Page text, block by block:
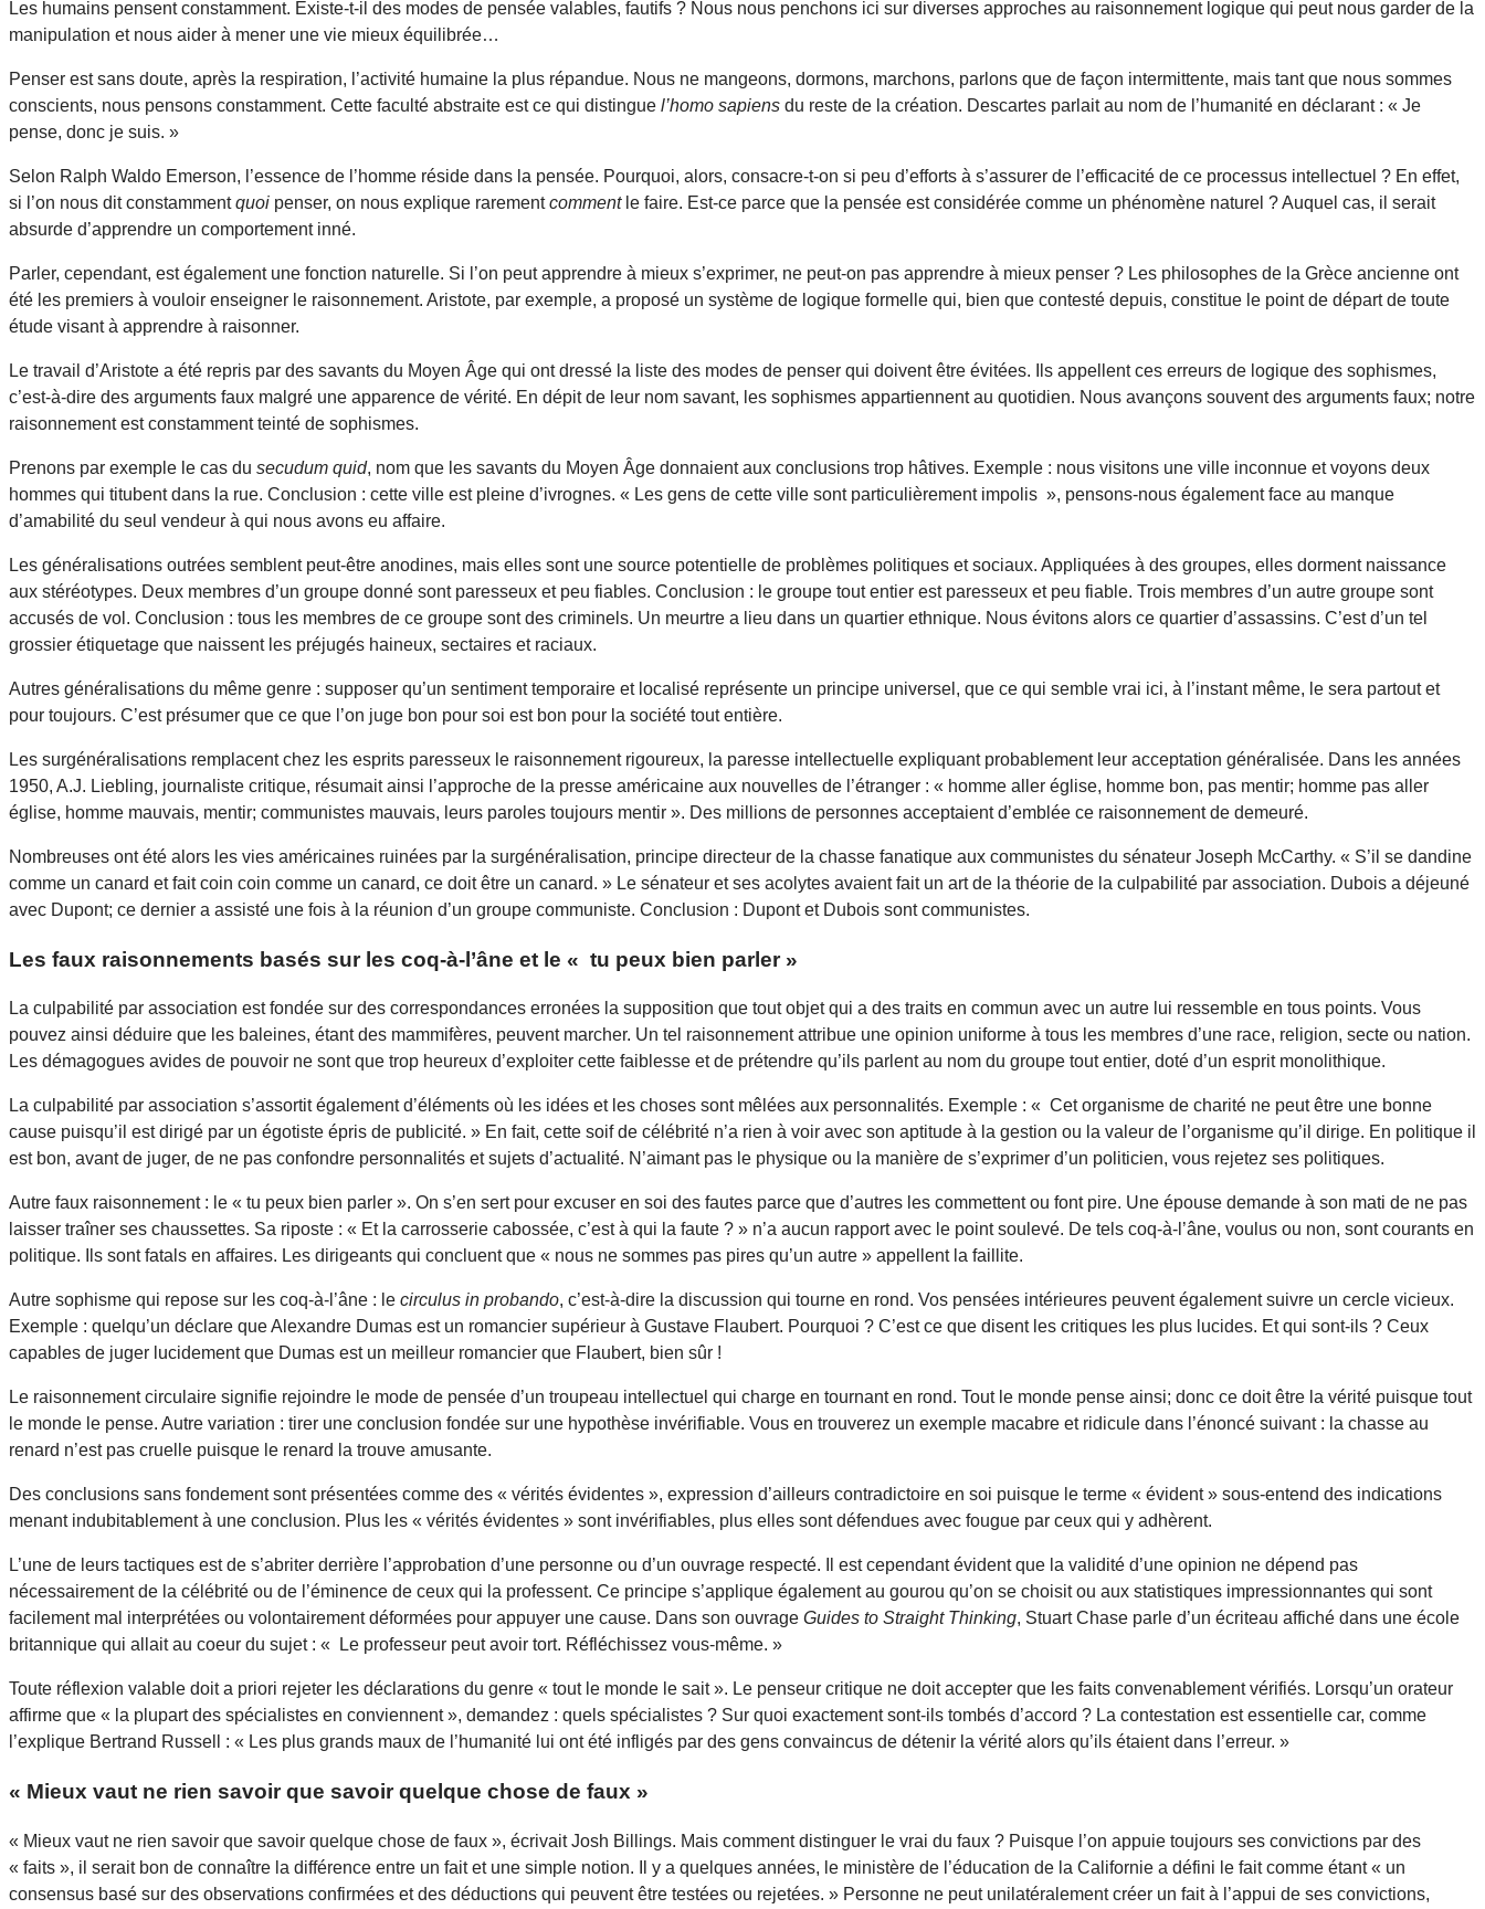
Les humains pensent constamment. Existe-t-il des modes de pensée valables, fautifs ? Nous nous penchons ici sur diverses approches au raisonnement logique qui peut nous garder de la
manipulation et nous aider à mener une vie mieux équilibrée…
Penser est sans doute, après la respiration, l’activité humaine la plus répandue. Nous ne mangeons, dormons, marchons, parlons que de façon intermittente, mais tant que nous sommes
conscients, nous pensons constamment. Cette faculté abstraite est ce qui distingue l’homo sapiens du reste de la création. Descartes parlait au nom de l’humanité en déclarant : « Je
pense, donc je suis. »
Selon Ralph Waldo Emerson, l’essence de l’homme réside dans la pensée. Pourquoi, alors, consacre-t-on si peu d’efforts à s’assurer de l’efficacité de ce processus intellectuel ? En effet,
si l’on nous dit constammentquoi penser, on nous explique rarementcomment le faire. Est-ce parce que la pensée est considérée comme un phénomène naturel ? Auquel cas, il serait
absurde d’apprendre un comportement inné.
Parler, cependant, est également une fonction naturelle. Si l’on peut apprendre à mieux s’exprimer, ne peut-on pas apprendre à mieux penser ? Les philosophes de la Grèce ancienne ont
été les premiers à vouloir enseigner le raisonnement. Aristote, par exemple, a proposé un système de logique formelle qui, bien que contesté depuis, constitue le point de départ de toute
étude visant à apprendre à raisonner.
Le travail d’Aristote a été repris par des savants du Moyen Âge qui ont dressé la liste des modes de penser qui doivent être évitées. Ils appellent ces erreurs de logique des sophismes,
c’est-à-dire des arguments faux malgré une apparence de vérité. En dépit de leur nom savant, les sophismes appartiennent au quotidien. Nous avançons souvent des arguments faux; notre
raisonnement est constamment teinté de sophismes.
Prenons par exemple le cas du secudum quid, nom que les savants du Moyen Âge donnaient aux conclusions trop hâtives. Exemple : nous visitons une ville inconnue et voyons deux
hommes qui titubent dans la rue. Conclusion : cette ville est pleine d’ivrognes. « Les gens de cette ville sont particulièrement impolis », pensons-nous également face au manque
d’amabilité du seul vendeur à qui nous avons eu affaire.
Les généralisations outrées semblent peut-être anodines, mais elles sont une source potentielle de problèmes politiques et sociaux. Appliquées à des groupes, elles dorment naissance
aux stéréotypes. Deux membres d’un groupe donné sont paresseux et peu fiables. Conclusion : le groupe tout entier est paresseux et peu fiable. Trois membres d’un autre groupe sont
accusés de vol. Conclusion : tous les membres de ce groupe sont des criminels. Un meurtre a lieu dans un quartier ethnique. Nous évitons alors ce quartier d’assassins. C’est d’un tel
grossier étiquetage que naissent les préjugés haineux, sectaires et raciaux.
Autres généralisations du même genre : supposer qu’un sentiment temporaire et localisé représente un principe universel, que ce qui semble vrai ici, à l’instant même, le sera partout et
pour toujours. C’est présumer que ce que l’on juge bon pour soi est bon pour la société tout entière.
Les surgénéralisations remplacent chez les esprits paresseux le raisonnement rigoureux, la paresse intellectuelle expliquant probablement leur acceptation généralisée. Dans les années
1950, A.J. Liebling, journaliste critique, résumait ainsi l’approche de la presse américaine aux nouvelles de l’étranger : « homme aller église, homme bon, pas mentir; homme pas aller
église, homme mauvais, mentir; communistes mauvais, leurs paroles toujours mentir ». Des millions de personnes acceptaient d’emblée ce raisonnement de demeuré.
Nombreuses ont été alors les vies américaines ruinées par la surgénéralisation, principe directeur de la chasse fanatique aux communistes du sénateur Joseph McCarthy. « S’il se dandine
comme un canard et fait coin coin comme un canard, ce doit être un canard. » Le sénateur et ses acolytes avaient fait un art de la théorie de la culpabilité par association. Dubois a déjeuné
avec Dupont; ce dernier a assisté une fois à la réunion d’un groupe communiste. Conclusion : Dupont et Dubois sont communistes.
Les faux raisonnements basés sur les coq-à-l’âne et le « tu peux bien parler »
La culpabilité par association est fondée sur des correspondances erronées la supposition que tout objet qui a des traits en commun avec un autre lui ressemble en tous points. Vous
pouvez ainsi déduire que les baleines, étant des mammifères, peuvent marcher. Un tel raisonnement attribue une opinion uniforme à tous les membres d’une race, religion, secte ou nation.
Les démagogues avides de pouvoir ne sont que trop heureux d’exploiter cette faiblesse et de prétendre qu’ils parlent au nom du groupe tout entier, doté d’un esprit monolithique.
La culpabilité par association s’assortit également d’éléments où les idées et les choses sont mêlées aux personnalités. Exemple : « Cet organisme de charité ne peut être une bonne
cause puisqu’il est dirigé par un égotiste épris de publicité. » En fait, cette soif de célébrité n’a rien à voir avec son aptitude à la gestion ou la valeur de l’organisme qu’il dirige. En politique il
est bon, avant de juger, de ne pas confondre personnalités et sujets d’actualité. N’aimant pas le physique ou la manière de s’exprimer d’un politicien, vous rejetez ses politiques.
Autre faux raisonnement : le « tu peux bien parler ». On s’en sert pour excuser en soi des fautes parce que d’autres les commettent ou font pire. Une épouse demande à son mati de ne pas
laisser traîner ses chaussettes. Sa riposte : « Et la carrosserie cabossée, c’est à qui la faute ? » n’a aucun rapport avec le point soulevé. De tels coq-à-l’âne, voulus ou non, sont courants en
politique. Ils sont fatals en affaires. Les dirigeants qui concluent que « nous ne sommes pas pires qu’un autre » appellent la faillite.
Autre sophisme qui repose sur les coq-à-l’âne : le circulus in probando, c’est-à-dire la discussion qui tourne en rond. Vos pensées intérieures peuvent également suivre un cercle vicieux.
Exemple : quelqu’un déclare que Alexandre Dumas est un romancier supérieur à Gustave Flaubert. Pourquoi ? C’est ce que disent les critiques les plus lucides. Et qui sont-ils ? Ceux
capables de juger lucidement que Dumas est un meilleur romancier que Flaubert, bien sûr !
Le raisonnement circulaire signifie rejoindre le mode de pensée d’un troupeau intellectuel qui charge en tournant en rond. Tout le monde pense ainsi; donc ce doit être la vérité puisque tout
le monde le pense. Autre variation : tirer une conclusion fondée sur une hypothèse invérifiable. Vous en trouverez un exemple macabre et ridicule dans l’énoncé suivant : la chasse au
renard n’est pas cruelle puisque le renard la trouve amusante.
Des conclusions sans fondement sont présentées comme des « vérités évidentes », expression d’ailleurs contradictoire en soi puisque le terme « évident » sous-entend des indications
menant indubitablement à une conclusion. Plus les « vérités évidentes » sont invérifiables, plus elles sont défendues avec fougue par ceux qui y adhèrent.
L’une de leurs tactiques est de s’abriter derrière l’approbation d’une personne ou d’un ouvrage respecté. Il est cependant évident que la validité d’une opinion ne dépend pas
nécessairement de la célébrité ou de l’éminence de ceux qui la professent. Ce principe s’applique également au gourou qu’on se choisit ou aux statistiques impressionnantes qui sont
facilement mal interprétées ou volontairement déformées pour appuyer une cause. Dans son ouvrage Guides to Straight Thinking, Stuart Chase parle d’un écriteau affiché dans une école
britannique qui allait au coeur du sujet : « Le professeur peut avoir tort. Réfléchissez vous-même. »
Toute réflexion valable doit a priori rejeter les déclarations du genre « tout le monde le sait ». Le penseur critique ne doit accepter que les faits convenablement vérifiés. Lorsqu’un orateur
affirme que « la plupart des spécialistes en conviennent », demandez : quels spécialistes ? Sur quoi exactement sont-ils tombés d’accord ? La contestation est essentielle car, comme
l’explique Bertrand Russell : « Les plus grands maux de l’humanité lui ont été infligés par des gens convaincus de détenir la vérité alors qu’ils étaient dans l’erreur. »
« Mieux vaut ne rien savoir que savoir quelque chose de faux »
« Mieux vaut ne rien savoir que savoir quelque chose de faux », écrivait Josh Billings. Mais comment distinguer le vrai du faux ? Puisque l’on appuie toujours ses convictions par des
« faits », il serait bon de connaître la différence entre un fait et une simple notion. Il y a quelques années, le ministère de l’éducation de la Californie a défini le fait comme étant « un
consensus basé sur des observations confirmées et des déductions qui peuvent être testées ou rejetées. » Personne ne peut unilatéralement créer un fait à l’appui de ses convictions,